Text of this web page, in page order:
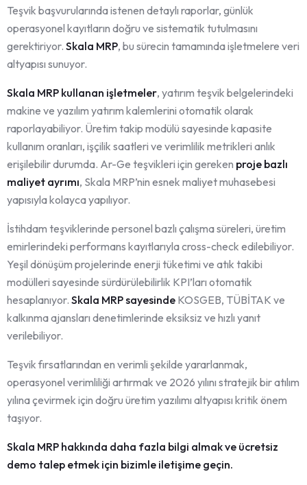
Teşvik başvurularında istenen detaylı raporlar, günlük
operasyonel kayıtların doğru ve sistematik tutulmasını
gerektiriyor. Skala MRP, bu sürecin tamamında işletmelere veri
altyapısı sunuyor.
Skala MRP kullanan işletmeler, yatırım teşvik belgelerindeki
makine ve yazılım yatırım kalemlerini otomatik olarak
raporlayabiliyor. Üretim takip modülü sayesinde kapasite
kullanım oranları, işçilik saatleri ve verimlilik metrikleri anlık
erişilebilir durumda. Ar-Ge teşvikleri için gereken proje bazlı
maliyet ayrımı, Skala MRP’nin esnek maliyet muhasebesi
yapısıyla kolayca yapılıyor.
İstihdam teşviklerinde personel bazlı çalışma süreleri, üretim
emirlerindeki performans kayıtlarıyla cross-check edilebiliyor.
Yeşil dönüşüm projelerinde enerji tüketimi ve atık takibi
modülleri sayesinde sürdürülebilirlik KPI’ları otomatik
hesaplanıyor. Skala MRP sayesinde KOSGEB, TÜBİTAK ve
kalkınma ajansları denetimlerinde eksiksiz ve hızlı yanıt
verilebiliyor.
Teşvik fırsatlarından en verimli şekilde yararlanmak,
operasyonel verimliliği artırmak ve 2026 yılını stratejik bir atılım
yılına çevirmek için doğru üretim yazılımı altyapısı kritik önem
taşıyor.
Skala MRP hakkında daha fazla bilgi almak ve ücretsiz
demo talep etmek için bizimle iletişime geçin.